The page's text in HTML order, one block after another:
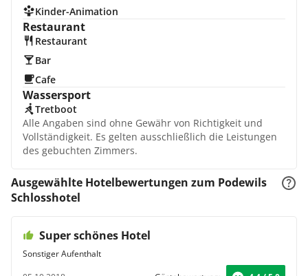
Kinder-Animation
Restaurant
Restaurant
Bar
Cafe
Wassersport
Tretboot
Alle Angaben sind ohne Gewähr von Richtigkeit und
Vollständigkeit. Es gelten ausschließlich die Leistungen
des gebuchten Zimmers.
Ausgewählte Hotelbewertungen zum Podewils
Schlosshotel
Super schönes Hotel
Sonstiger Aufenthalt